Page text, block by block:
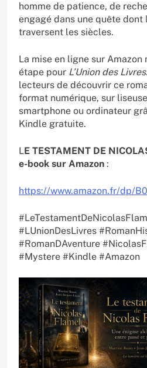
homme de patience, de
engagé dans une quête dont
traversent les siècles.
La mise en ligne sur
étape pour L’Union des Livres
lecteurs de découvrir ce
format numérique, sur
smartphone ou ordinateur
Kindle gratuite.
LE TESTAMENT DE
e-book sur Amazon :
https://www.amazon.fr/dp/
#LUnionDesLivres
#RomanDAventure
#Mystere #Kindle #Amazon